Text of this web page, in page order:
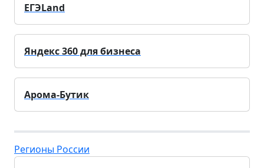
ЕГЭLand
Яндекс 360 для бизнеса
Арома-Бутик
Регионы России